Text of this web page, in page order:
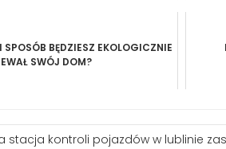
BĘDZIESZ EKOLOGICZNIE
SWÓJ DOM?
stacja kontroli pojazdów w lublinie